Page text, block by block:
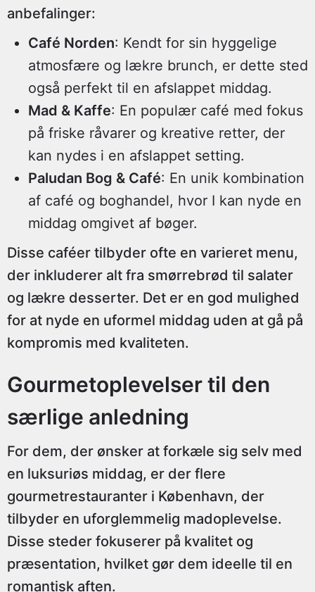
anbefalinger:
Café Norden: Kendt for sin hyggelige
atmosfære og lækre brunch, er dette sted
også perfekt til en afslappet middag.
Mad & Kaffe: En populær café med fokus
på friske råvarer og kreative retter, der
kan nydes i en afslappet setting.
Paludan Bog & Café: En unik kombination
af café og boghandel, hvor I kan nyde en
middag omgivet af bøger.
Disse caféer tilbyder ofte en varieret menu,
der inkluderer alt fra smørrebrød til salater
og lækre desserter. Det er en god mulighed
for at nyde en uformel middag uden at gå på
kompromis med kvaliteten.
Gourmetoplevelser til den
særlige anledning
For dem, der ønsker at forkæle sig selv med
en luksuriøs middag, er der flere
gourmetrestauranter i København, der
tilbyder en uforglemmelig madoplevelse.
Disse steder fokuserer på kvalitet og
præsentation, hvilket gør dem ideelle til en
romantisk aften.